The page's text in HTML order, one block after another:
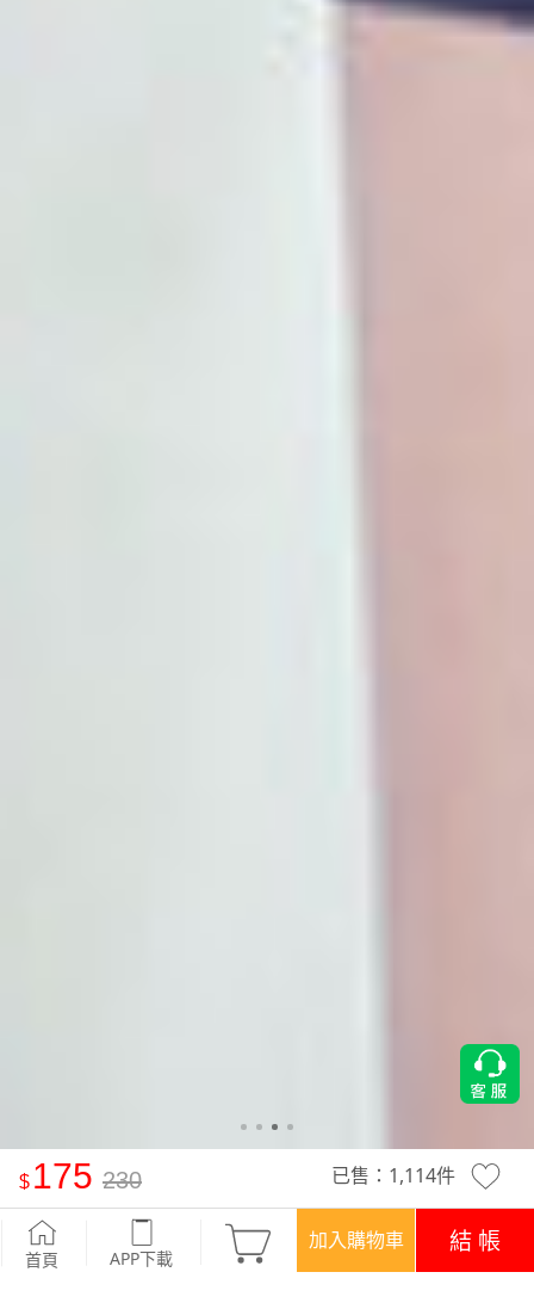
首頁 APP下載
加入購物車 結 帳
175 230 已售： 1,114件
舒適.MIT永續環保材質-抗UV吸排抗菌短版上衣